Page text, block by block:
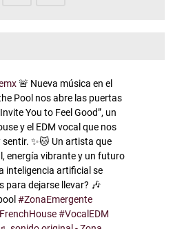
🚨 Nueva música en el
Pool nos abre las puertas
You to Feel Good”, un
y el EDM vocal que nos
✨🐱 Un artista que
energía vibrante y un futuro
inteligencia artificial se
para dejarse llevar? 🎶
#ZonaEmergente
#VocalEDM